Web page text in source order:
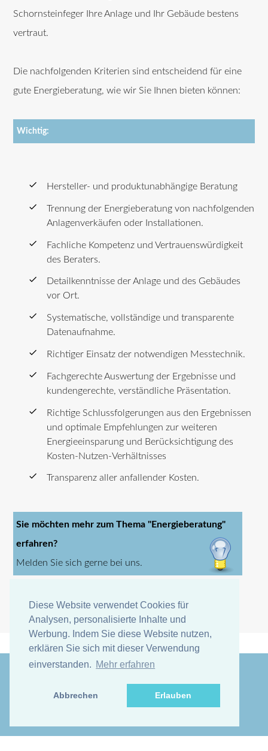
Diese Website verwendet Cookies für
Analysen, personalisierte Inhalte und
Werbung. Indem Sie diese Website nutzen,
erklären Sie sich mit dieser Verwendung
einverstanden. Mehr erfahren
Abbrechen Erlauben
Diese Website verwendet Cookies für
Analysen, personalisierte Inhalte und
Werbung. Indem Sie diese Website nutzen,
erklären Sie sich mit dieser Verwendung
einverstanden. Mehr erfahren
Abbrechen Erlauben
Schornsteinfeger Ihre Anlage und Ihr Gebäude bestens
vertraut.
Die nachfolgenden Kriterien sind entscheidend für eine
gute Energieberatung, wie wir Sie Ihnen bieten können:
Wichtig:
Hersteller- und produktunabhängige Beratung
Trennung der Energieberatung von nachfolgenden
Anlagenverkäufen oder Installationen.
Fachliche Kompetenz und Vertrauenswürdigkeit
des Beraters.
Detailkenntnisse der Anlage und des Gebäudes
vor Ort.
Systematische, vollständige und transparente
Datenaufnahme.
Richtiger Einsatz der notwendigen Messtechnik.
Fachgerechte Auswertung der Ergebnisse und
kundengerechte, verständliche Präsentation.
Richtige Schlussfolgerungen aus den Ergebnissen
und optimale Empfehlungen zur weiteren
Energieeinsparung und Berücksichtigung des
Kosten-Nutzen-Verhältnisses
Transparenz aller anfallender Kosten.
Sie möchten mehr zum Thema "Energieberatung"
erfahren?
Melden Sie sich gerne bei uns.
TEMPLATED. ImagesUnsplash